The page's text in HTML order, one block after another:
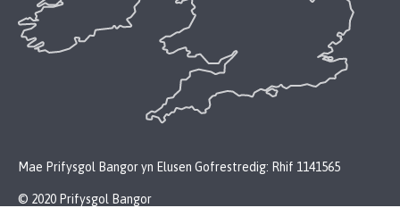
Mae Prifysgol Bangor yn Elusen Gofrestredig: Rhif 1141565
© 2020 Prifysgol Bangor